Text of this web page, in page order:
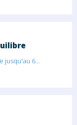
jusqu'au 6...